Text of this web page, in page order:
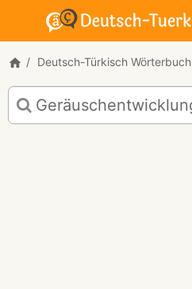
Deutsch-Türkisch Wörterbuch
Deutsch-
Türkisch
Übersetzung